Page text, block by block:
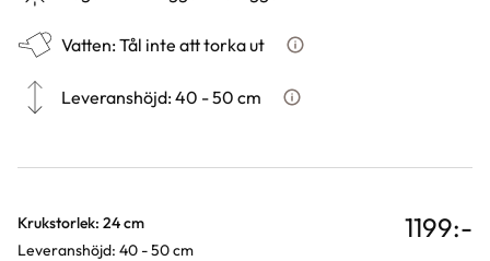
Vatten:Tål inte att torka ut Hur ska du vattna växten?
Leveranshöjd:40 - 50 cm Hur vi mäter leveranshöjd på
Varianter
Krukstorlek: 24 cm
Leveranshöjd: 40 - 50 cm
1199:-